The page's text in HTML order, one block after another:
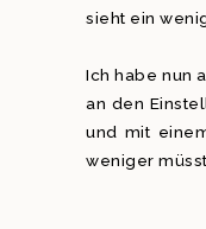
sieht ein
Ich habe nun
an den
und mit
weniger